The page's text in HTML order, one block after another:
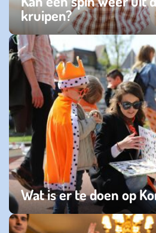
kruipen?
donderdag 25 juni 2026
Wat is er te doen op
vrijdag 24 april 2026